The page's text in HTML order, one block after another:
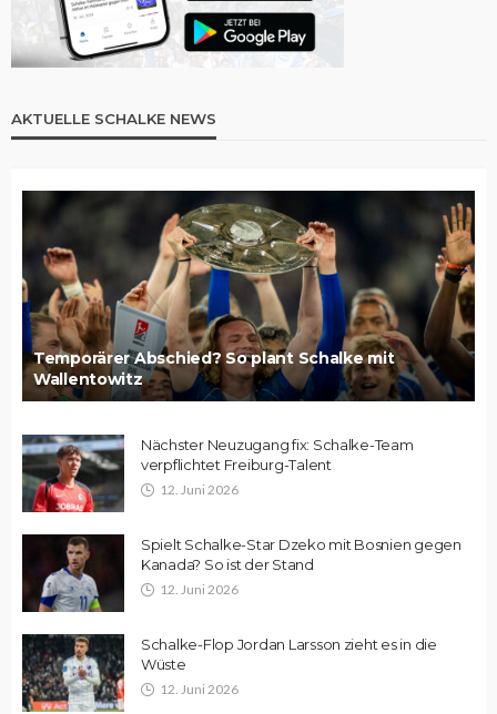
AKTUELLE SCHALKE NEWS
Temporärer Abschied? So plant Schalke mit
Wallentowitz
Nächster Neuzugang fix: Schalke-Team
verpflichtet Freiburg-Talent
12. Juni 2026
Spielt Schalke-Star Dzeko mit Bosnien gegen
Kanada? So ist der Stand
12. Juni 2026
Schalke-Flop Jordan Larsson zieht es in die
Wüste
12. Juni 2026